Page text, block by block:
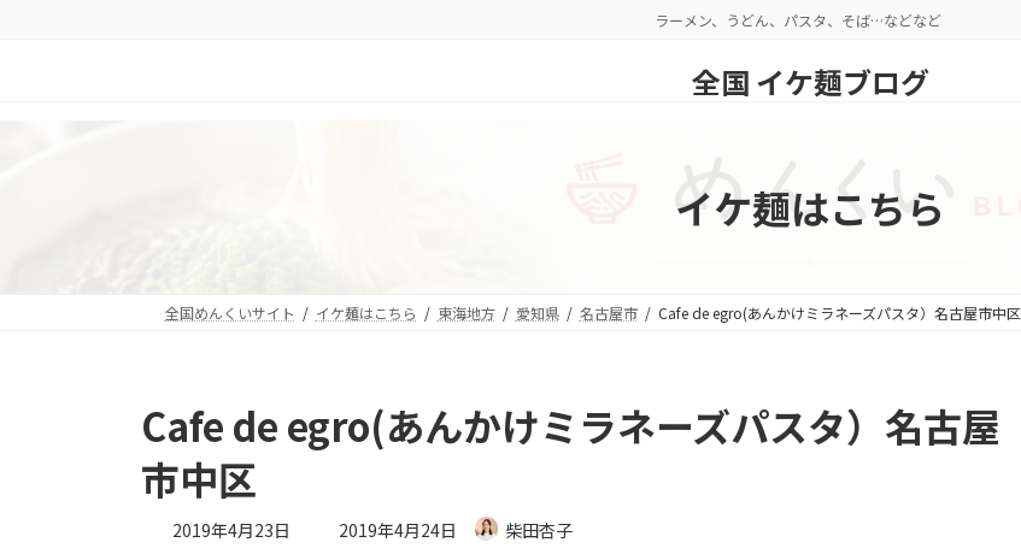
ラーメン、うどん、パスタ、そば…などなど
全国 イケ麺ブログ
イケ麺はこちら
全国めんくいサイト イケ麺はこちら 東海地方 愛知県 名古屋市 Cafe de egro(あんかけミラネーズパスタ）名古屋市中区
Cafe de egro(あんかけミラネーズパスタ）名古屋
市中区
2019年4月23日
最
2019年4月24日 柴田杏子